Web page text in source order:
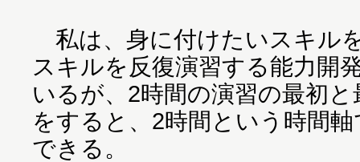
私は、身に付けたいスキル
スキルを反復演習する能力開
いるが、2時間の演習の最初
をすると、2時間という時間
できる。